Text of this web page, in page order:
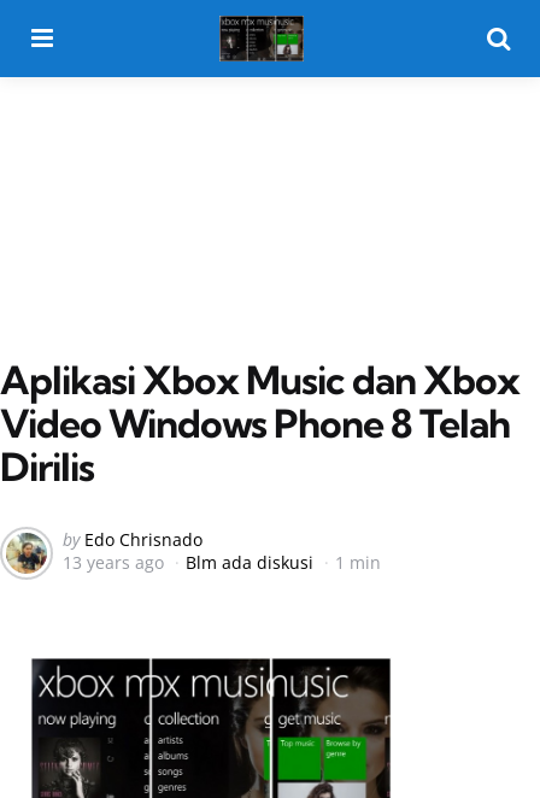
Aplikasi Xbox Music dan Xbox
Video Windows Phone 8 Telah
Dirilis
Posted
by
by Edo Chrisnado
13 years ago
Blm ada diskusi 1 min